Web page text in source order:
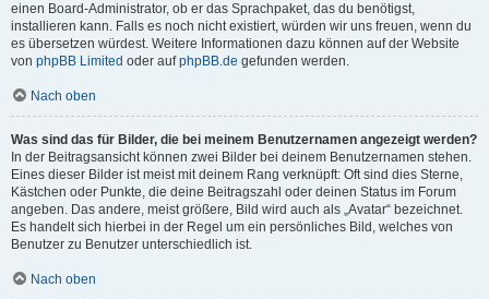
einen Board-Administrator, ob er das Sprachpaket, das du benötigst,
installieren kann. Falls es noch nicht existiert, würden wir uns freuen, wenn du
es übersetzen würdest. Weitere Informationen dazu können auf der Website
von phpBB Limited oder aufphpBB.de gefunden werden.
Nach oben
Was sind das für Bilder, die bei meinem Benutzernamen angezeigt werden?
In der Beitragsansicht können zwei Bilder bei deinem Benutzernamen stehen.
Eines dieser Bilder ist meist mit deinem Rang verknüpft: Oft sind dies Sterne,
Kästchen oder Punkte, die deine Beitragszahl oder deinen Status im Forum
angeben. Das andere, meist größere, Bild wird auch als „Avatar“ bezeichnet.
Es handelt sich hierbei in der Regel um ein persönliches Bild, welches von
Benutzer zu Benutzer unterschiedlich ist.
Nach oben